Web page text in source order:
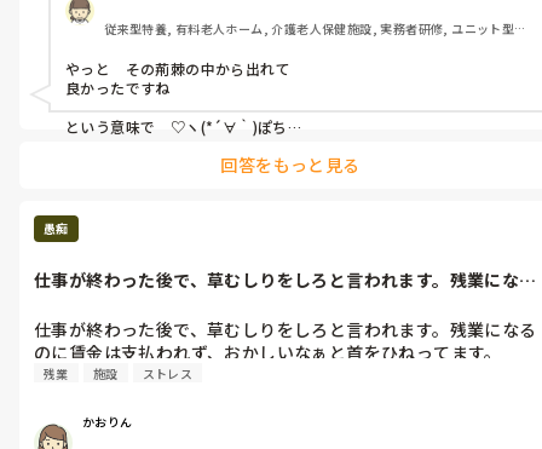
従来型特養, 有料老人ホーム, 介護老人保健施設, 実務者研修, ユニット型特
やっと　その荊棘の中から出れて
良かったですね
という意味で　♡ヽ(*´∀｀)ぽち
回答をもっと見る
愚痴
仕事が終わった後で、草むしりをしろと言われます。残業になる
仕事が終わった後で、草むしりをしろと言われます。残業になる
のに賃金は支払われず、おかしいなぁと首をひねってます。
残業 施設 ストレス
かおりん